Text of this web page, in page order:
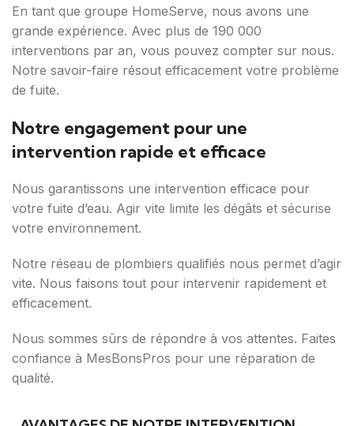
En tant que groupe HomeServe, nous avons une
grande expérience. Avec plus de 190 000
interventions par an, vous pouvez compter sur nous.
Notre savoir-faire résout efficacement votre problème
de fuite.
Notre engagement pour une
intervention rapide et efficace
Nous garantissons une intervention efficace pour
votre fuite d’eau. Agir vite limite les dégâts et sécurise
votre environnement.
Notre réseau de plombiers qualifiés nous permet d’agir
vite. Nous faisons tout pour intervenir rapidement et
efficacement.
Nous sommes sûrs de répondre à vos attentes. Faites
confiance à MesBonsPros pour une réparation de
qualité.